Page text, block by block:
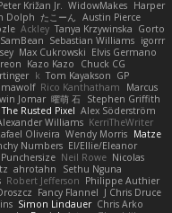
Križan Jr. WidowMakes Harper
Dolph たこーん Austin Pierce
Ackley Tanya Krzywinska Gorto
SamBean Sebastian Williams igorrr
Max Cukrowski Elvis Germano
Kazo Kazo
Chuck CG
k Tom Kayakson GP
Rico Kanthatham
Marcus
Jomar 曜萌 石 Stephen Griffith
The Rusted Pixel Alex Söderström
Williams KerriTheWriter
Oliveira Wendy Morris Matze
Numbers El/Ellie/Eleanor
Punchersize Neil Rowe Nicolas
ahrotahn
Sethu Nguna
Robert Jefferson Philippe Authier
Fancy Flannel J Chris Druce
Simon Lindauer Chris Arko